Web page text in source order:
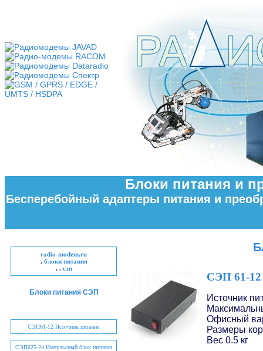
Блоки питания и
Бесперебойный адаптеры питания и
radio-modem.ru
. блоки питания
. . сэп
Блоки питания СЭП
СЭП61-12 Источник питания
СЭП625-24 Импульсный блок питания
СЭП 61-12
Источник
Офисный
Размеры
Вес 0.5 кг